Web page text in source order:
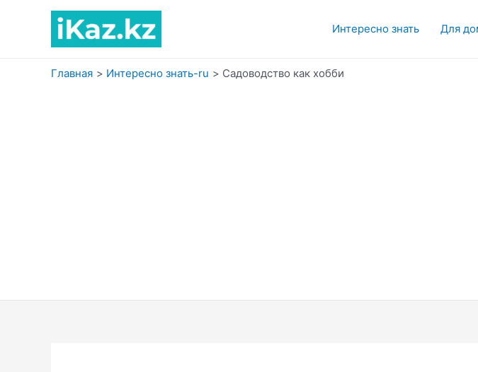
содержимому
Интересно знать Для
Главная Интересно знать-ru Садоводство как хобби